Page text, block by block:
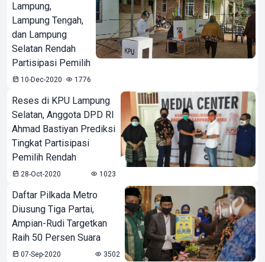
Lampung,
Lampung Tengah,
dan Lampung
Selatan Rendah
Partisipasi Pemilih
10-Dec-2020 1776
Reses di KPU Lampung
Selatan, Anggota DPD RI
Ahmad Bastiyan Prediksi
Tingkat Partisipasi
Pemilih Rendah
28-Oct-2020 1023
Daftar Pilkada Metro
Diusung Tiga Partai,
Ampian-Rudi Targetkan
Raih 50 Persen Suara
07-Sep-2020 3502